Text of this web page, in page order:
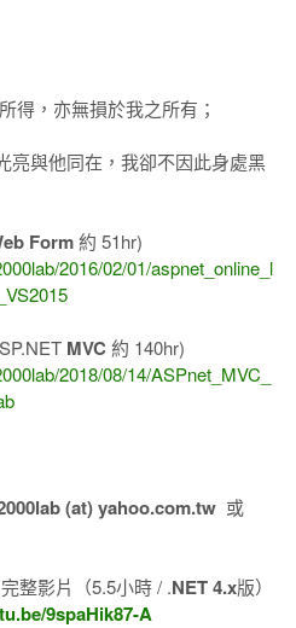
得，亦無損於我之所有；
亮與他同在，我卻不因此身處黑
Form約 51hr)
2016/02/01/aspnet_online_l
MVC 約 140hr)
2018/08/14/ASPnet_MVC_
(at) yahoo.com.tw或
整影片（5.5小時 / .NET 4.x版）
9spaHik87-A